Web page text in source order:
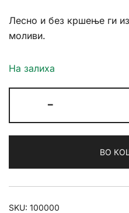
Лесно и без кршење ги
моливи.
На залиха
-
ВО
SKU: 100000